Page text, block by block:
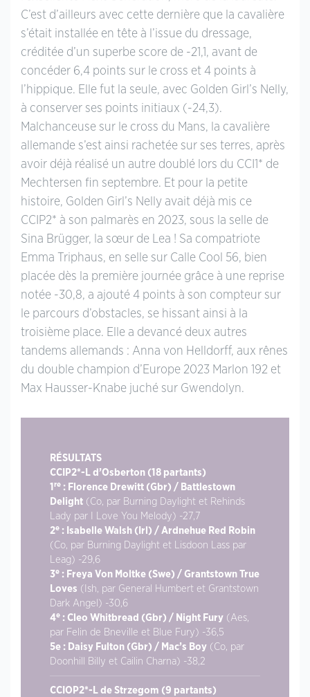
C’est d’ailleurs avec cette dernière que la cavalière
s’était installée en tête à l’issue du dressage,
créditée d’un superbe score de -21,1, avant de
concéder 6,4 points sur le cross et 4 points à
l’hippique. Elle fut la seule, avec Golden Girl’s Nelly,
à conserver ses points initiaux (-24,3).
Malchanceuse sur le cross du Mans, la cavalière
allemande s’est ainsi rachetée sur ses terres, après
avoir déjà réalisé un autre doublé lors du CCI1* de
Mechtersen fin septembre. Et pour la petite
histoire, Golden Girl’s Nelly avait déjà mis ce
CCIP2* à son palmarès en 2023, sous la selle de
Sina Brügger, la sœur de Lea ! Sa compatriote
Emma Triphaus, en selle sur Calle Cool 56, bien
placée dès la première journée grâce à une reprise
notée -30,8, a ajouté 4 points à son compteur sur
le parcours d’obstacles, se hissant ainsi à la
troisième place. Elle a devancé deux autres
tandems allemands : Anna von Helldorff, aux rênes
du double champion d’Europe 2023 Marlon 192 et
Max Hausser-Knabe juché sur Gwendolyn.
RÉSULTATS
CCIP2*-L d’Osberton (18 partants)
1 re : Florence Drewitt (Gbr) / Battlestown
Delight (Co, par Burning Daylight et Rehinds
Lady par I Love You Melody) -27,7
2e : Isabelle Walsh (Irl) / Ardnehue Red Robin
(Co, par Burning Daylight et Lisdoon Lass par
Leag) -29,6
3e : Freya Von Moltke (Swe) / Grantstown True
Loves (Ish, par General Humbert et Grantstown
Dark Angel) -30,6
4e : Cleo Whitbread (Gbr) / Night Fury (Aes,
par Felin de Bneville et Blue Fury) -36,5
5e : Daisy Fulton (Gbr) / Mac’s Boy (Co, par
Doonhill Billy et Cailin Charna) -38,2
CCIOP2*-L de Strzegom (9 partants)